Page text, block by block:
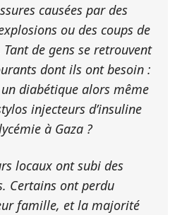
causées par des
ou des coups de
de gens se retrouvent
dont ils ont besoin :
diabétique alors même
injecteurs d’insuline
à Gaza ?
locaux ont subi des
Certains ont perdu
famille, et la majorité